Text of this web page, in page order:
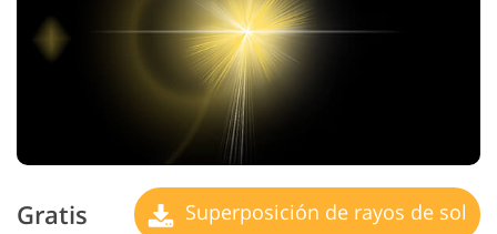
Gratis Superposición de rayos de sol